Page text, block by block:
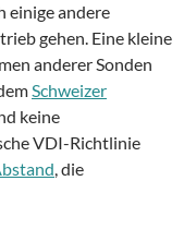
einige andere
gehen. Eine kleine
anderer Sonden
Schweizer
keine
VDI-Richtlinie
, die